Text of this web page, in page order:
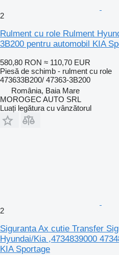
2
Rulment cu role Rulment
3B200 pentru automobil KIA
580,80 RON ≈ 110,70 EUR
Piesă de schimb - rulment cu role
473633B200/ 47363-3B200
România, Baia Mare
MOROGEC AUTO SRL
Luați legătura cu vânzătorul
2
Siguranta Ax cutie Transfer
Hyundai/Kia ,4734839000
KIA Sportage